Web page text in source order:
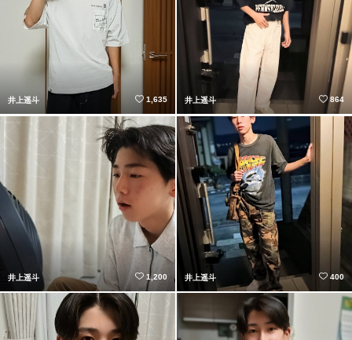
井上遥斗 1,635 井上遥斗 864
井上遥斗 1,200 井上遥斗 400